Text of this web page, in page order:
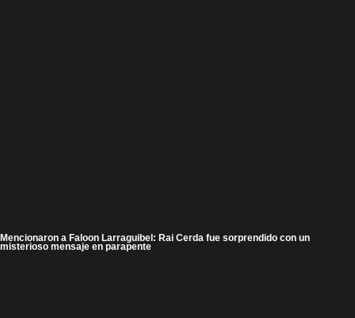
Mencionaron a Faloon Larraguibel: Rai Cerda fue sorprendido con un
misterioso mensaje en parapente